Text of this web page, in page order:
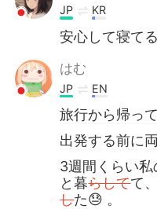
JP KR
安心して寝て
はむ
JP EN
旅行から帰っ
出発する前に
3週間くらい私
と暮らしてて
した😓 。